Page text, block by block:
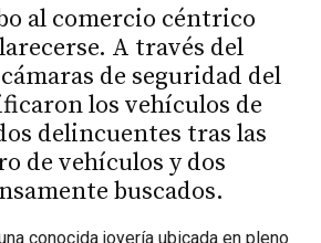
al comercio céntrico
A través del
de seguridad del
los vehículos de
delincuentes tras las
de vehículos y dos
buscados.
conocida joyería ubicada en pleno